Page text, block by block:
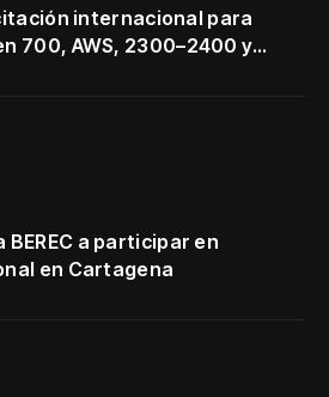
internacional para
700, AWS, 2300–2400 y
BEREC a participar en
en Cartagena